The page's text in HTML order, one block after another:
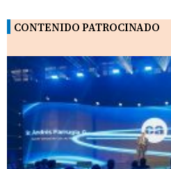
CONTENIDO PATROCINADO